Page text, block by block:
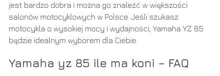
jest bardzo dobra i można go znaleźć w większości
salonów motocyklowych w Polsce. Jeśli szukasz
motocykla o wysokiej mocy i wydajności, Yamaha YZ 85
będzie idealnym wyborem dla Ciebie.
Yamaha yz 85 ile ma koni – FAQ